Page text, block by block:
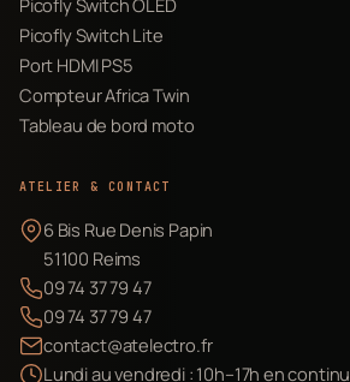
Picofly Switch OLED
Picofly Switch Lite
Port HDMI PS5
Compteur Africa Twin
Tableau de bord moto
ATELIER & CONTACT
6 Bis Rue Denis Papin
51100 Reims
09 74 37 79 47
09 74 37 79 47
contact@atelectro.fr
Lundi au vendredi : 10h–17h en continu